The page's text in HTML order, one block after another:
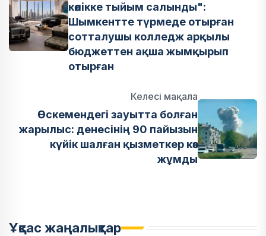
көлікке тыйым салынды":
Шымкентте түрмеде отырған
сотталушы колледж арқылы
бюджеттен ақша жымқырып
отырған
Келесі мақала
Өскемендегі зауытта болған
жарылыс: денесінің 90 пайызын
күйік шалған қызметкер көз
жұмды
Ұқсас жаңалықтар